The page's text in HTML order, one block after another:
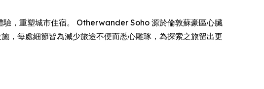
，重塑城市住宿。 Otherwander Soho 源於倫敦蘇豪區心臟
，每處細節皆為減少旅途不便而悉心雕琢，為探索之旅留出更